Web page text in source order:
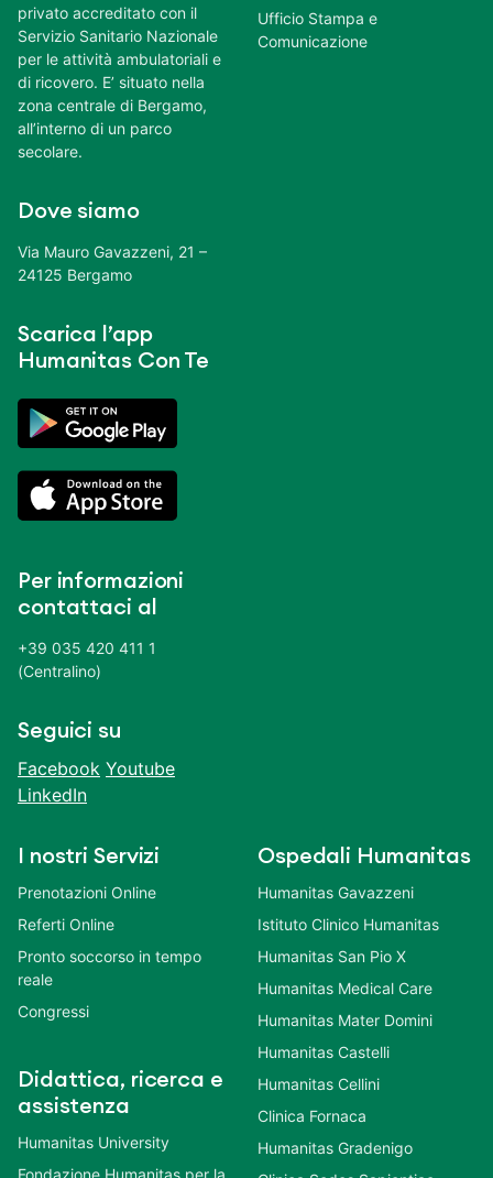
privato accreditato con il
Servizio Sanitario Nazionale
per le attività ambulatoriali e
di ricovero. E’ situato nella
zona centrale di Bergamo,
all’interno di un parco
secolare.
Dove siamo
Via Mauro Gavazzeni, 21 –
24125 Bergamo
Scarica l’app
Humanitas Con Te
Per informazioni
contattaci al
+39 035 420 411 1
(Centralino)
Seguici su
Facebook Youtube
LinkedIn
Ufficio Stampa e
Comunicazione
I nostri Servizi
Prenotazioni Online
Referti Online
Pronto soccorso in tempo
reale
Congressi
Didattica, ricerca e
assistenza
Humanitas University
Fondazione Humanitas per la
Ospedali Humanitas
Humanitas Gavazzeni
Istituto Clinico Humanitas
Humanitas San Pio X
Humanitas Medical Care
Humanitas Mater Domini
Humanitas Castelli
Humanitas Cellini
Clinica Fornaca
Humanitas Gradenigo